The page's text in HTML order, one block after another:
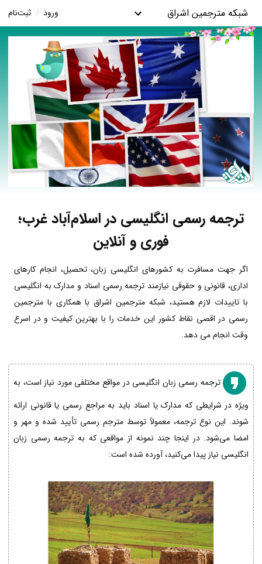
شبکه مترجمین اشراق ورود / ثبت‌نام
ترجمه رسمی انگلیسی در اسلام‌آباد غرب؛
فوری و آنلاین
اگر جهت مسافرت به کشورهای انگلیسی زبان، تحصیل، انجام کارهای
اداری، قانونی و حقوقی نیازمند ترجمه رسمی اسناد و مدارک به انگلیسی
با تاییدات لازم هستید، شبکه مترجمین اشراق با همکاری با مترجمین
رسمی در اقصی نقاط کشور این خدمات را با بهترین کیفیت و در اسرع
وقت انجام می دهد.
ترجمه رسمی زبان انگلیسی در مواقع مختلفی مورد نیاز است، به
ویژه در شرایطی که مدارک یا اسناد باید به مراجع رسمی یا قانونی ارائه
شوند. این نوع ترجمه، معمولاً توسط مترجم رسمی تأیید شده و مهر و
امضا می‌شود. در اینجا چند نمونه از مواقعی که به ترجمه رسمی زبان
انگلیسی نیاز پیدا می‌کنید، آورده شده است: